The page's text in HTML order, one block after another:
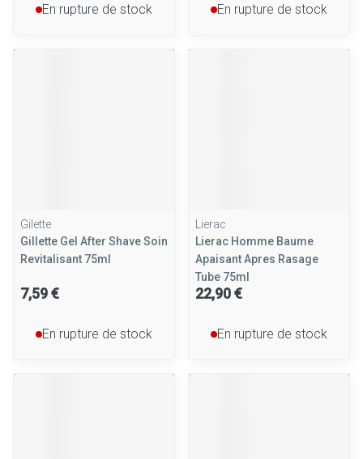
En rupture de stock En rupture de stock
Gilette
Gillette Gel After Shave Soin
Revitalisant 75ml
7,59 €
En rupture de stock
Lierac
Lierac Homme Baume
Apaisant Apres Rasage
Tube 75ml
22,90 €
En rupture de stock